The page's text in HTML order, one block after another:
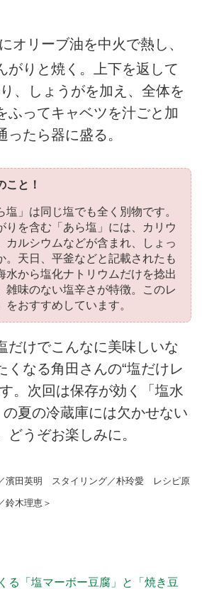
オリーブ油を中火で熱し、
がりと焼く。上下を返して
、しょうがを加え、全体を
ふってキャベツを汁ごと加
ったら器に盛る。
こと！
塩」は同じ塩でも全く別物です。
りを含む「あら塩」には、カリウ
カルシウムなどが含まれ、しょっ
。天日、平釜などと記載されたも
水から塩化ナトリウムだけを捻出
雑味のない塩辛さが特徴。このレ
をおすすめしています。
だけでこんなに美味しいな
くなる角田さんの“塩だけレ
。 次回は保存が効く「塩水
夏の冷蔵庫には欠かせない
どうぞお楽しみに。
濱田英明 スタイリング／朴玲愛 レシピ原
木理恵＞
る「塩マーボー豆腐」と「焼き豆